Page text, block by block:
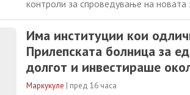
контроли за спроведување на новата
теренските инспекции,
Има институции кои
Прилепската болница за
долгот и инвестираше
во модернизација
Маркукуле | пред 16 часа